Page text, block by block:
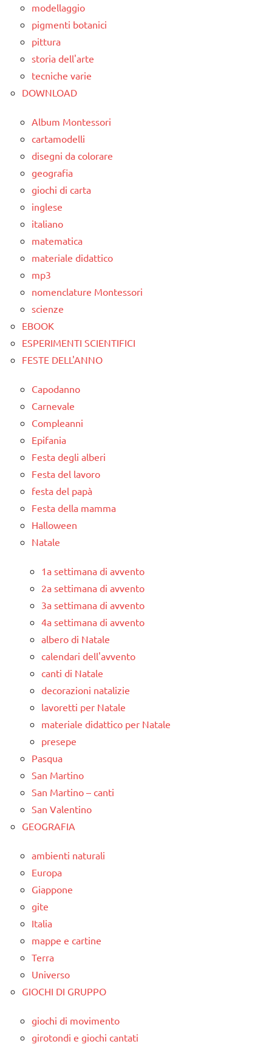
ARGOMENTI
TUTTI GLI
ARTICOLI
Universo
poesie e
filastrocche
TUTTI GLI
ARGOMENTI
PER ETA'
ARTICOLI
classe
classe
4a
classe
dettati
giorno
notte
ore
dettati
ortografici
GEOGRAFIA
LINGUAGGIO
TUTTI GLI
ARGOMENTI
PER ETA'
ARTICOLI
Universo
modellaggio
pigmenti botanici
pittura
storia dell'arte
tecniche varie
DOWNLOAD
Album Montessori
cartamodelli
disegni da colorare
geografia
giochi di carta
inglese
italiano
matematica
materiale didattico
mp3
nomenclature Montessori
scienze
EBOOK
ESPERIMENTI SCIENTIFICI
FESTE DELL'ANNO
Capodanno
Carnevale
Compleanni
Epifania
Festa degli alberi
Festa del lavoro
festa del papà
Festa della mamma
Halloween
Natale
1a settimana di avvento
2a settimana di avvento
3a settimana di avvento
4a settimana di avvento
albero di Natale
calendari dell'avvento
canti di Natale
decorazioni natalizie
lavoretti per Natale
materiale didattico per Natale
presepe
Pasqua
San Martino
San Martino – canti
San Valentino
GEOGRAFIA
ambienti naturali
Europa
Giappone
gite
Italia
mappe e cartine
Terra
Universo
GIOCHI DI GRUPPO
giochi di movimento
girotondi e giochi cantati